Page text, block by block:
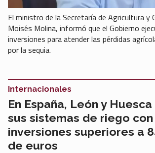
El ministro de la Secretaría de Agricultura y
Moisés Molina, informó que el Gobierno
inversiones para atender las pérdidas
por la sequia.
En España, León y
sus sistemas de riego con
inversiones superiores a
de euros
Internacionales